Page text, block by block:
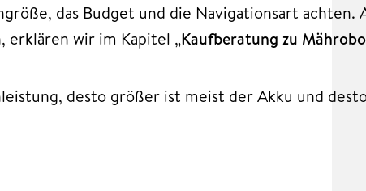
das Budget und die Navigationsart achten.
erklären wir im Kapitel „Kaufberatung zu
desto größer ist meist der Akku und